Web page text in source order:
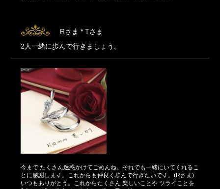
Rさま * Tさま
2人一緒に歩んで行きましょう。
今まで たくさん迷惑かけてごめんね。それでも一緒にいてくれるこ
とに感謝します。これからも仲良く歩んで行きたいです。(Rさま)
いつもありがとう。これからたくさん 楽しいことや ツライことを